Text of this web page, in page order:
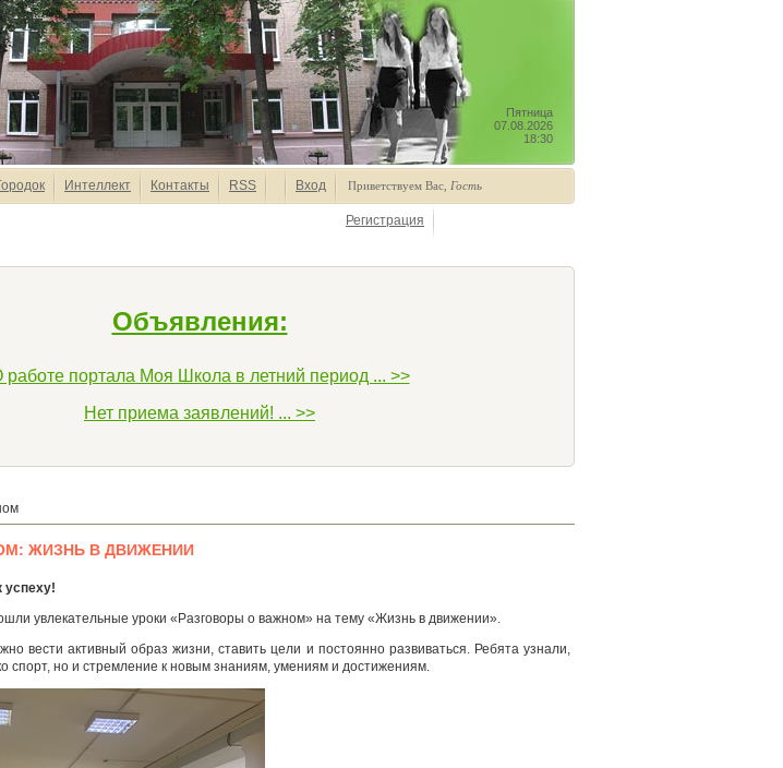
Пятница
07.08.2026
18:30
Интеллект Контакты RSS Приветствуем Вас Гость
Вход
Регистрация
Объявления:
работе портала Моя Школа в летний период ... >>
Нет приема заявлений! ... >>
ЖИЗНЬ В ДВИЖЕНИИ
успеху!
увлекательные уроки «Разговоры о важном» на тему «Жизнь в движении».
вести активный образ жизни, ставить цели и постоянно развиваться. Ребята узнали,
спорт, но и стремление к новым знаниям, умениям и достижениям.